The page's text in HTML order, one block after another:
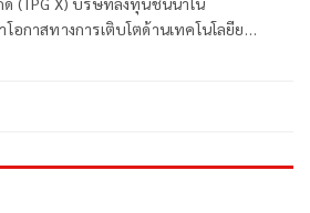
อกาสทางการเติบโตด้านเทคโนโลยียาน